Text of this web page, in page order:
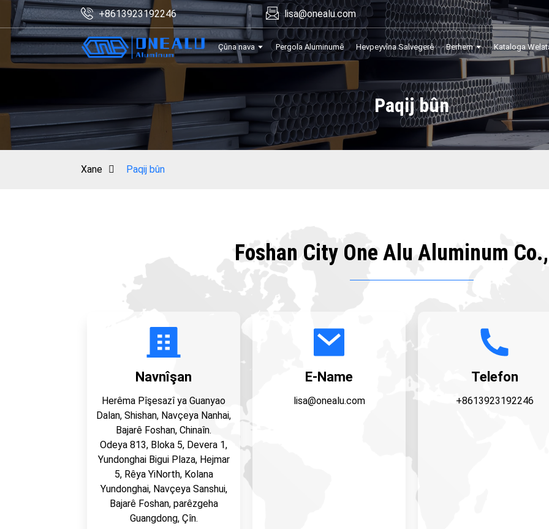
+8613923192246 lisa@onealu.com
Çûna nava Pergola Aluminumê Hevpeyvîna Salvegerê Berhem Kataloga
Paqij bûn
Xane Paqij bûn
Foshan City One Alu Aluminum
Navnîşan
Herêma Pîşesazî ya Guanyao
Dalan, Shishan, Navçeya Nanhai,
Bajarê Foshan, Chinaîn.
Odeya 813, Bloka 5, Devera 1,
Yundonghai Bigui Plaza, Hejmar
5, Rêya YiNorth, Kolana
Yundonghai, Navçeya Sanshui,
Bajarê Foshan, parêzgeha
Guangdong, Çîn.
E-Name
lisa@onealu.com
Telefon
+8613923192246